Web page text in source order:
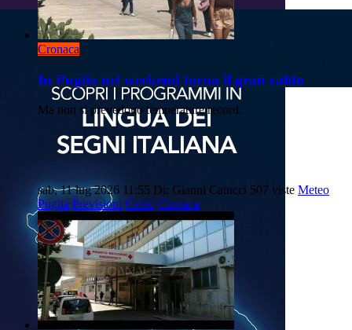
Cronaca
In Puglia nel weekend torna il gran caldo
Ma non si prevedono temperature record.
sab, 11 lug 2026 11:55 Di: Gianni Catucci 507 viste Meteo
Puglia Previsioni Caldo Cronaca